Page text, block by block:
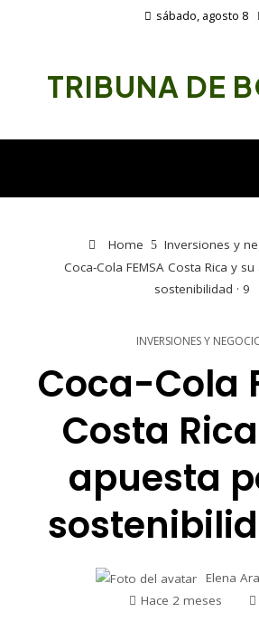
sábado, agosto 8
TRIBUNA DE
Home
Inversiones y
Coca-Cola FEMSA Costa Rica y
sostenibilidad · 9
INVERSIONES Y
Coca-Cola
Costa
apuesta
Elena
Hace 2 meses